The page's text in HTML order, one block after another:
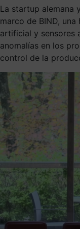
La startup alemana
marco de BIND,
artificial y sensores
anomalías en los
control de la